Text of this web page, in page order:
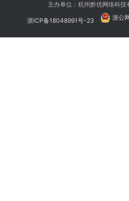
主办单位：杭州黔优网络科技
浙ICP备18048991号-23 浙公